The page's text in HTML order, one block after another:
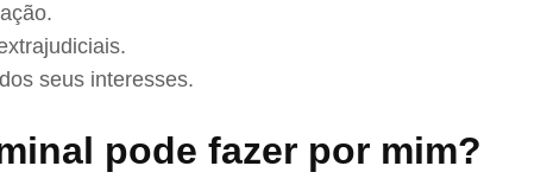
seus interesses.
pode fazer por mim?